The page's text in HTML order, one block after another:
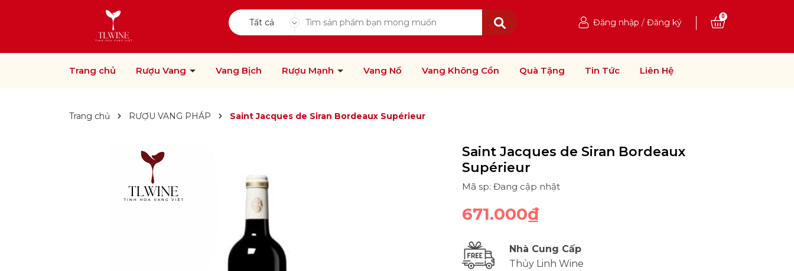
Tất cả Đăng nhập / Đăng ký
0
Trang chủ Rượu Vang Vang Bịch Rượu Mạnh Vang Nổ Vang Không Cồn Quà Tặng Tin Tức Liên Hệ
Trang chủ RƯỢU VANG PHÁP Saint Jacques de Siran Bordeaux Supérieur
Saint Jacques de Siran Bordeaux
Supérieur
Mã sp: Đang cập nhật
671.000₫
Nhà Cung Cấp
Thủy Linh Wine